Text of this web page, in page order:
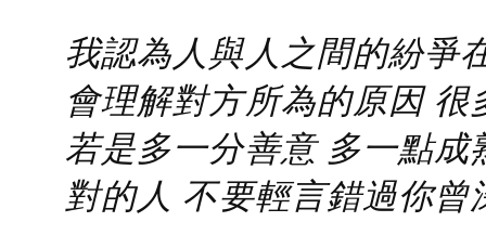
我認為人與人之間的紛爭
會理解對方所為的原因
若是多一分善意 多一點
對的人 不要輕言錯過你曾